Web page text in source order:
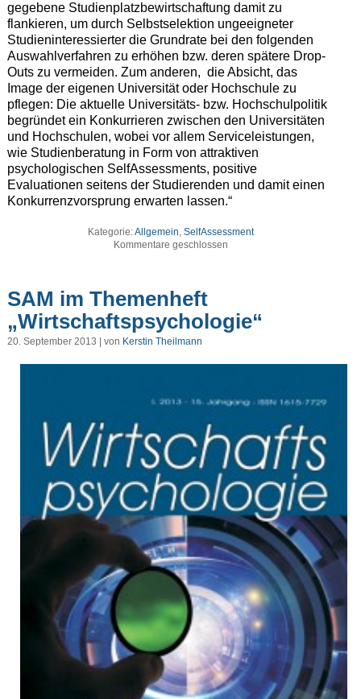
gegebene Studienplatzbewirtschaftung damit zu
flankieren, um durch Selbstselektion ungeeigneter
Studieninteressierter die Grundrate bei den folgenden
Auswahlverfahren zu erhöhen bzw. deren spätere Drop-
Outs zu vermeiden. Zum anderen, die Absicht, das
Image der eigenen Universität oder Hochschule zu
pflegen: Die aktuelle Universitäts- bzw. Hochschulpolitik
begründet ein Konkurrieren zwischen den Universitäten
und Hochschulen, wobei vor allem Serviceleistungen,
wie Studienberatung in Form von attraktiven
psychologischen SelfAssessments, positive
Evaluationen seitens der Studierenden und damit einen
Konkurrenzvorsprung erwarten lassen.“
Kategorie:Allgemein, SelfAssessment
Kommentare geschlossen
SAM im Themenheft
„Wirtschaftspsychologie“
20. September 2013 | von Kerstin Theilmann